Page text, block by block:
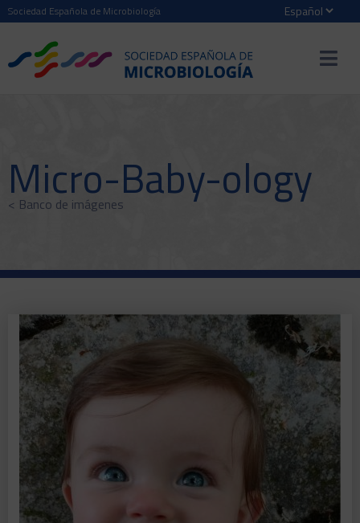
Sociedad Española de Microbiología
Micro-Baby-ology
< Banco de imágenes